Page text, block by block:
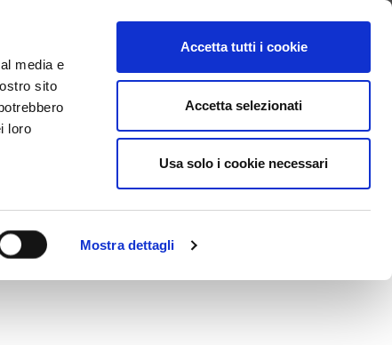
media e
sito
loro
Mostra dettagli
Accetta tutti i cookie
Accetta selezionati
Usa solo i cookie necessari
STA ZAZÀ